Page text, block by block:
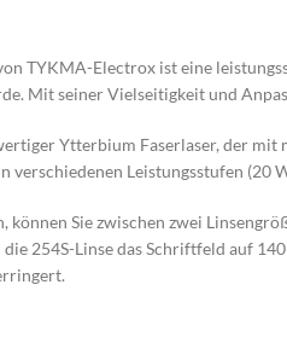
TYKMA-Electrox ist eine
Mit seiner Vielseitigkeit und
Ytterbium Faserlaser, der
verschiedenen Leistungsstufen
Sie zwischen zwei
254S-Linse das Schriftfeld auf